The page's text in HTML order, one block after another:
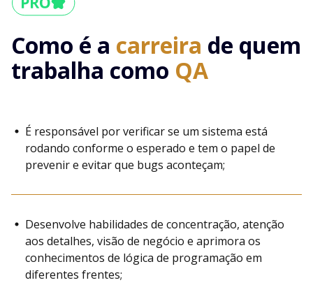
Como é a carreira de quem
trabalha como QA
É responsável por verificar se um sistema está
rodando conforme o esperado e tem o papel de
prevenir e evitar que bugs aconteçam;
Desenvolve habilidades de concentração, atenção
aos detalhes, visão de negócio e aprimora os
conhecimentos de lógica de programação em
diferentes frentes;